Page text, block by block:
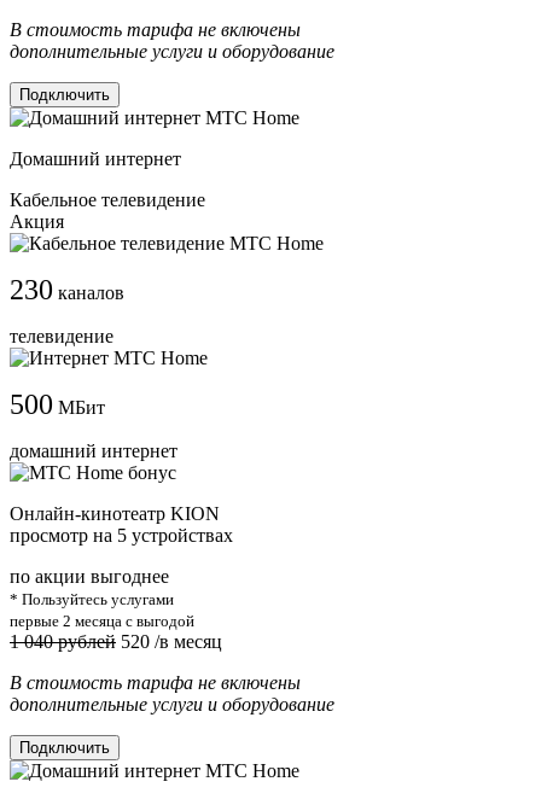
В стоимость тарифа не включены
дополнительные услуги и оборудование
Подключить
Домашний интернет
Кабельное телевидение
Акция
230 каналов
телевидение
500 МБит
домашний интернет
Онлайн-кинотеатр KION
просмотр на 5 устройствах
по акции выгоднее
* Пользуйтесь услугами
первые 2 месяца с выгодой
1 040 рублей 520 /в месяц
В стоимость тарифа не включены
дополнительные услуги и оборудование
Подключить